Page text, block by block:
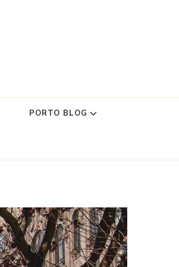
PORTO BLOG